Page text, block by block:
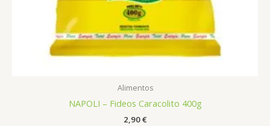
Alimentos
NAPOLI – Fideos Caracolito 400g
2,90€